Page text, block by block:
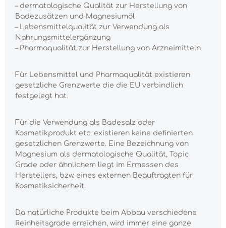
– dermatologische Qualität zur Herstellung von
Badezusätzen und Magnesiumöl
– Lebensmittelqualität zur Verwendung als
Nahrungsmittelergänzung
– Pharmaqualität zur Herstellung von Arzneimitteln
Für Lebensmittel und Pharmaqualität existieren
gesetzliche Grenzwerte die die EU verbindlich
festgelegt hat.
Für die Verwendung als Badesalz oder
Kosmetikprodukt etc. existieren keine definierten
gesetzlichen Grenzwerte. Eine Bezeichnung von
Magnesium als dermatologische Qualität, Topic
Grade oder ähnlichem liegt im Ermessen des
Herstellers, bzw. eines externen Beauftragten für
Kosmetiksicherheit.
Da natürliche Produkte beim Abbau verschiedene
Reinheitsgrade erreichen, wird immer eine ganze